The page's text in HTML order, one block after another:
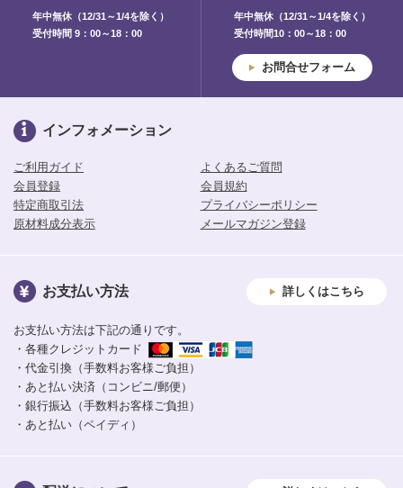
年中無休（12/31～1/4を除く）
受付時間 9：00～18：00
年中無休（12/31～1/4を除く）
受付時間10：00～18：00
お問合せフォーム
インフォメーション
ご利用ガイド
よくあるご質問
会員登録
会員規約
特定商取引法
プライバシーポリシー
原材料成分表示
メールマガジン登録
お支払い方法 詳しくはこちら
お支払い方法は下記の通りです。
・各種クレジットカード
・代金引換（手数料お客様ご負担）
・あと払い決済（コンビニ/郵便）
・銀行振込（手数料お客様ご負担）
・あと払い（ペイディ）